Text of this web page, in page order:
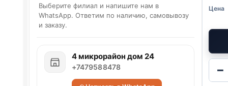
−
Выберите филиал и напишите нам в
WhatsApp. Ответим по наличию, самовывозу
и заказу.
4 микрорайон дом 24
+7479588478